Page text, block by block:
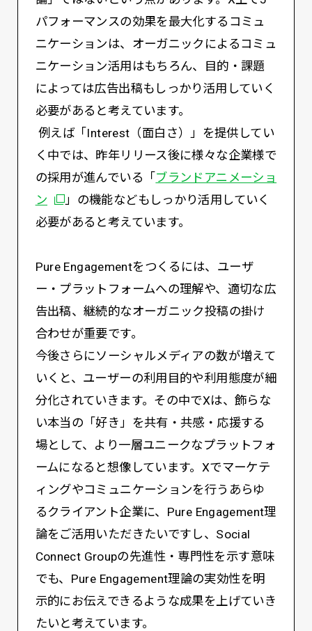
パフォーマンスの効果を最大化するコミュ
ニケーションは、オーガニックによるコミュ
ニケーション活用はもちろん、目的・課題
によっては広告出稿もしっかり活用していく
必要があると考えています。
例えば「Interest（面白さ）」を提供してい
く中では、昨年リリース後に様々な企業様で
の採用が進んでいる「ブランドアニメーショ
ン 別ウィンドウで開く
」の機能などもしっかり活用していく
必要があると考えています。
Pure Engagementをつくるには、ユーザ
ー・プラットフォームへの理解や、適切な広
告出稿、継続的なオーガニック投稿の掛け
合わせが重要です。
今後さらにソーシャルメディアの数が増えて
いくと、ユーザーの利用目的や利用態度が細
分化されていきます。その中でXは、飾らな
い本当の「好き」を共有・共感・応援する
場として、より一層ユニークなプラットフォ
ームになると想像しています。Xでマーケテ
ィングやコミュニケーションを行うあらゆ
るクライアント企業に、Pure Engagement理
論をご活用いただきたいですし、Social
Connect Groupの先進性・専門性を示す意味
でも、Pure Engagement理論の実効性を明
示的にお伝えできるような成果を上げていき
たいと考えています。